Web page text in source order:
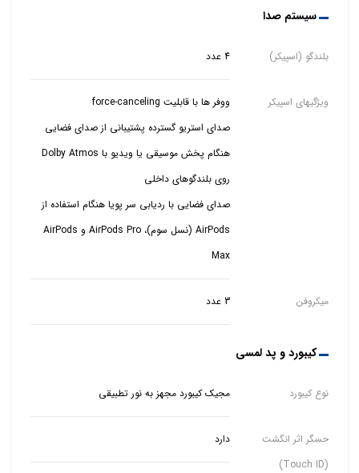
سیستم صدا
بلندگو (اسپیکر) 4 عدد
ویژگیهای اسپیکر
ووفر ها با قابلیت force-canceling
صدای استریو گسترده پشتیبانی از صدای فضایی
هنگام پخش موسیقی یا ویدیو با Dolby Atmos
صدای فضایی با ردیابی سر پویا هنگام استفاده از
AirPods (نسل سوم)، AirPods Pro و AirPods
Max
میکروفن 3 عدد
کیبورد و پد لمسی
نوع کیبورد مجیک کیبورد مجهز به نور تطبیقی
حسگر اثر انگشت
(Touch ID)
دارد